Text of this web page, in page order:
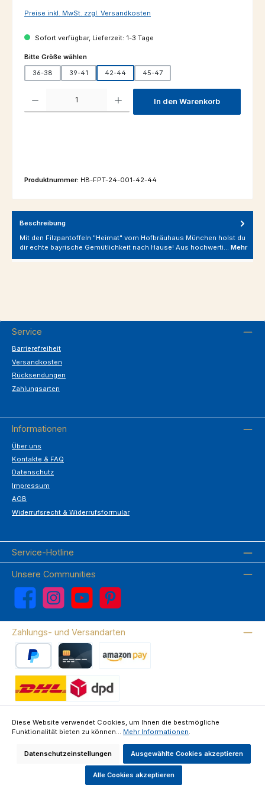
Preise inkl. MwSt. zzgl. Versandkosten
Sofort verfügbar, Lieferzeit: 1-3 Tage
Bitte Größe wählenauswählen
36-38 39-41 42-44 45-47
Produkt Anzahl: Gib den gewünschten Wert ein oder benutze die
In den Warenkorb
Produktnummer: HB-FPT-24-001-42-44
Beschreibung
Mit den Filzpantoffeln "Heimat" vom Hofbräuhaus München holst du
dir echte bayrische Gemütlichkeit nach Hause! Aus hochwerti… Mehr
Service
Barrierefreiheit
Versandkosten
Rücksendungen
Zahlungsarten
Informationen
Über uns
Kontakte & FAQ
Datenschutz
Impressum
AGB
Widerrufsrecht & Widerrufsformular
Service-Hotline
Unsere Communities
Facebook Instagram YouTube Pinterest
Zahlungs- und Versandarten
Über uns Kontakte & FAQ Datenschutz Impressum
Alle Preise inkl. gesetzl. Mehrwertsteuer zzgl.Versandkostenund ggf.
Nachnahmegebühren, wenn nicht anders angegeben.
Diese Website verwendet Cookies, um Ihnen die bestmögliche
Funktionalität bieten zu können... Mehr Informationen.
Datenschutzeinstellungen Ausgewählte Cookies akzeptieren
Alle Cookies akzeptieren